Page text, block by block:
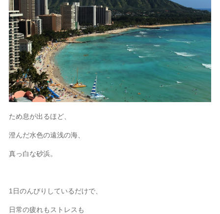
ため息が出るほど、
澄んだ水色の遠浅の海、
真っ白な砂浜。
1日のんびりしているだけで、
日常の疲れもストレスも